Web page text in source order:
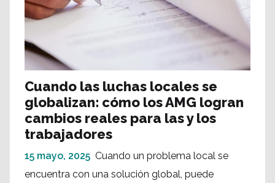
Cuando las luchas locales se
globalizan: cómo los AMG logran
cambios reales para las y los
trabajadores
15 mayo, 2025 Cuando un problema local se
encuentra con una solución global, puede